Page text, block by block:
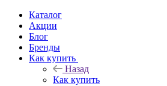
Каталог
Акции
Блог
Бренды
Как купить
Назад
Как купить